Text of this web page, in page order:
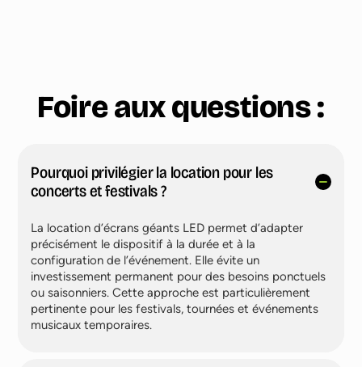
Foire aux questions :
Pourquoi privilégier la location pour les
concerts et festivals ?
La location d’écrans géants LED permet d’adapter
précisément le dispositif à la durée et à la
configuration de l’événement. Elle évite un
investissement permanent pour des besoins ponctuels
ou saisonniers. Cette approche est particulièrement
pertinente pour les festivals, tournées et événements
musicaux temporaires.